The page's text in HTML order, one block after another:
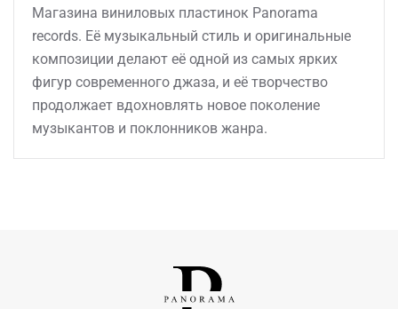
Магазина виниловых пластинок Panorama
records. Её музыкальный стиль и оригинальные
композиции делают её одной из самых ярких
фигур современного джаза, и её творчество
продолжает вдохновлять новое поколение
музыкантов и поклонников жанра.